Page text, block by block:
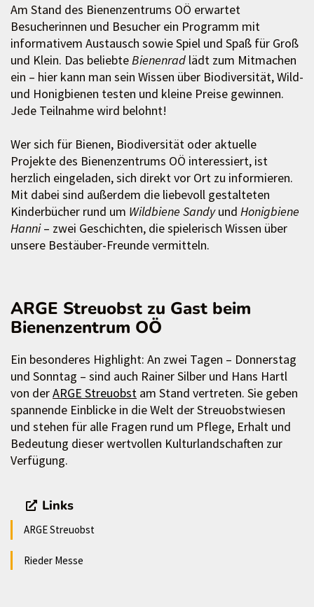
Am Stand des Bienenzentrums OÖ erwartet
Besucherinnen und Besucher ein Programm mit
informativem Austausch sowie Spiel und Spaß für Groß
und Klein. Das beliebteBienenrad lädt zum Mitmachen
ein – hier kann man sein Wissen über Biodiversität, Wild-
und Honigbienen testen und kleine Preise gewinnen.
Jede Teilnahme wird belohnt!
Wer sich für Bienen, Biodiversität oder aktuelle
Projekte des Bienenzentrums OÖ interessiert, ist
herzlich eingeladen, sich direkt vor Ort zu informieren.
Mit dabei sind außerdem die liebevoll gestalteten
Kinderbücher rund um Wildbiene Sandyund Honigbiene
Hanni– zwei Geschichten, die spielerisch Wissen über
unsere Bestäuber-Freunde vermitteln.
ARGE Streuobst zu Gast beim
Bienenzentrum OÖ
Ein besonderes Highlight: An zwei Tagen – Donnerstag
und Sonntag – sind auch Rainer Silber und Hans Hartl
von derARGE Streuobst am Stand vertreten. Sie geben
spannende Einblicke in die Welt der Streuobstwiesen
und stehen für alle Fragen rund um Pflege, Erhalt und
Bedeutung dieser wertvollen Kulturlandschaften zur
Verfügung.
Links
ARGE Streuobst
Rieder Messe